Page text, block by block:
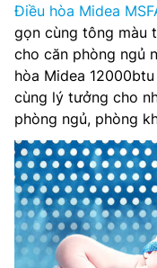
Trọng lượng dàn
Kích thước dàn
Trọng lượng dàn
Kích thước đường
Chiều dài đường ống
Chênh lệch độ cao
Điều hòa Midea
gọn cùng tông màu
cho căn phòng ngủ
hòa Midea
cùng lý tưởng cho
phòng ngủ, phòng